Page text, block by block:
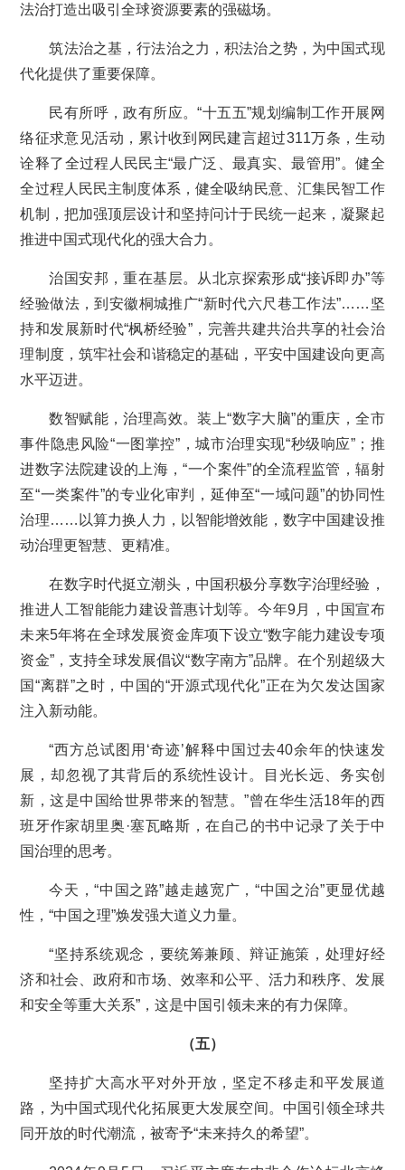
法治打造出吸引全球资源要素的强磁场。
筑法治之基，行法治之力，积法治之势，为中国式现
代化提供了重要保障。
民有所呼，政有所应。“十五五”规划编制工作开展网
络征求意见活动，累计收到网民建言超过311万条，生动
诠释了全过程人民民主“最广泛、最真实、最管用”。健全
全过程人民民主制度体系，健全吸纳民意、汇集民智工作
机制，把加强顶层设计和坚持问计于民统一起来，凝聚起
推进中国式现代化的强大合力。
治国安邦，重在基层。从北京探索形成“接诉即办”等
经验做法，到安徽桐城推广“新时代六尺巷工作法”……坚
持和发展新时代“枫桥经验”，完善共建共治共享的社会治
理制度，筑牢社会和谐稳定的基础，平安中国建设向更高
水平迈进。
数智赋能，治理高效。装上“数字大脑”的重庆，全市
事件隐患风险“一图掌控”，城市治理实现“秒级响应”；推
进数字法院建设的上海，“一个案件”的全流程监管，辐射
至“一类案件”的专业化审判，延伸至“一域问题”的协同性
治理……以算力换人力，以智能增效能，数字中国建设推
动治理更智慧、更精准。
在数字时代挺立潮头，中国积极分享数字治理经验，
推进人工智能能力建设普惠计划等。今年9月，中国宣布
未来5年将在全球发展资金库项下设立“数字能力建设专项
资金”，支持全球发展倡议“数字南方”品牌。在个别超级大
国“离群”之时，中国的“开源式现代化”正在为欠发达国家
注入新动能。
“西方总试图用‘奇迹’解释中国过去40余年的快速发
展，却忽视了其背后的系统性设计。目光长远、务实创
新，这是中国给世界带来的智慧。”曾在华生活18年的西
班牙作家胡里奥·塞瓦略斯，在自己的书中记录了关于中
国治理的思考。
今天，“中国之路”越走越宽广，“中国之治”更显优越
性，“中国之理”焕发强大道义力量。
“坚持系统观念，要统筹兼顾、辩证施策，处理好经
济和社会、政府和市场、效率和公平、活力和秩序、发展
和安全等重大关系”，这是中国引领未来的有力保障。
（五）
坚持扩大高水平对外开放，坚定不移走和平发展道
路，为中国式现代化拓展更大发展空间。中国引领全球共
同开放的时代潮流，被寄予“未来持久的希望”。